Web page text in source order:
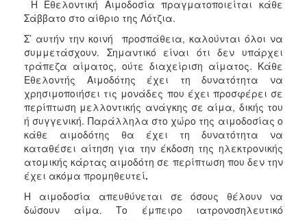
Η Εθελοντική Αιμοδοσία πραγματοποιείται κάθε
Σάββατο στο αίθριο της Λότζια.
Σ’ αυτήν την κοινή προσπάθεια, καλούνται όλοι να
συμμετάσχουν. Σημαντικό είναι ότι δεν υπάρχει
τράπεζα αίματος, ούτε διαχείριση αίματος. Κάθε
Εθελοντής Αιμοδότης έχει τη δυνατότητα να
χρησιμοποιήσει τις μονάδες που έχει προσφέρει σε
περίπτωση μελλοντικής ανάγκης σε αίμα, δικής του
ή συγγενική. Παράλληλα στο χώρο της αιμοδοσίας ο
κάθε αιμοδότης θα έχει τη δυνατότητα να
καταθέσει αίτηση για την έκδοση της ηλεκτρονικής
ατομικής κάρτας αιμοδότη σε περίπτωση που δεν την
έχει ακόμα προμηθευτεί.
Η αιμοδοσία απευθύνεται σε όσους θέλουν να
δώσουν αίμα. Το έμπειρο ιατρονοσηλευτικό